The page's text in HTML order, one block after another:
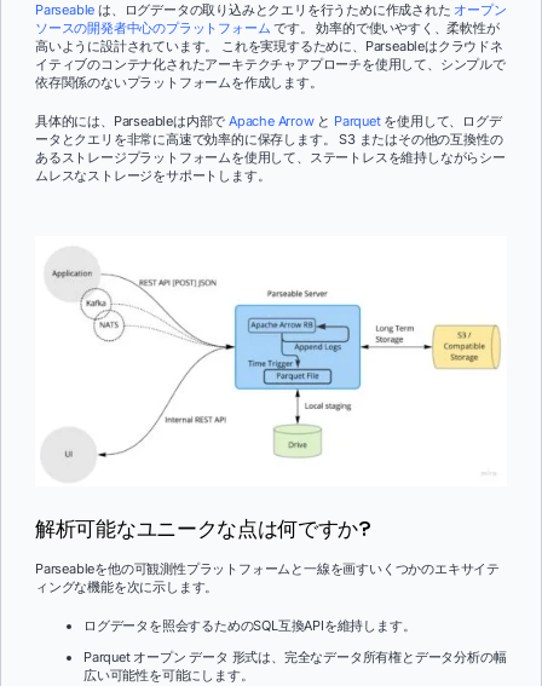
Parseable は、ログデータの取り込みとクエリを行うために作成された オープン
ソースの開発者中心のプラットフォーム です。 効率的で使いやすく、柔軟性が
高いように設計されています。 これを実現するために、Parseableはクラウドネ
イティブのコンテナ化されたアーキテクチャアプローチを使用して、シンプルで
依存関係のないプラットフォームを作成します。
具体的には、Parseableは内部でApache Arrowと Parquetを使用して、ログデ
ータとクエリを非常に高速で効率的に保存します。 S3 またはその他の互換性の
あるストレージプラットフォームを使用して、ステートレスを維持しながらシー
ムレスなストレージをサポートします。
解析可能なユニークな点は何ですか?
Parseableを他の可観測性プラットフォームと一線を画すいくつかのエキサイテ
ィングな機能を次に示します。
ログデータを照会するためのSQL互換APIを維持します。
Parquet オープン データ 形式は、完全なデータ所有権とデータ分析の幅
広い可能性を可能にします。